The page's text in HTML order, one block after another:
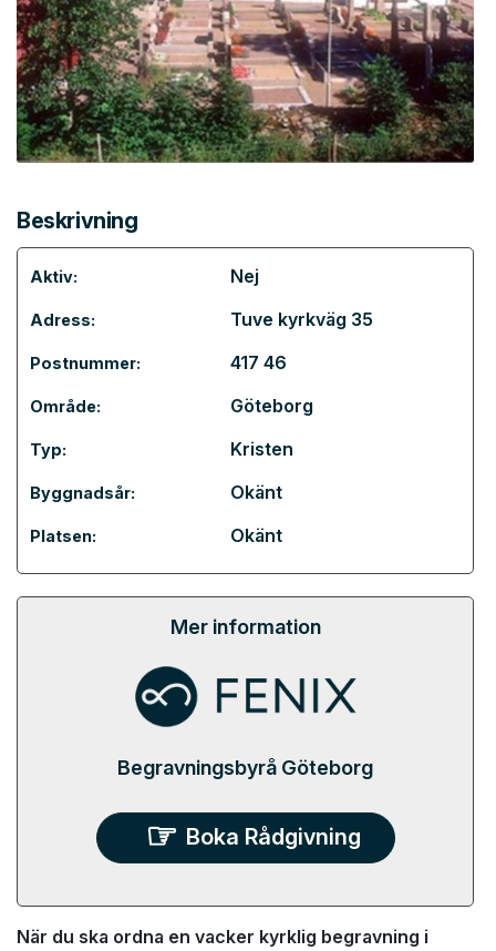
Beskrivning
Aktiv: Nej
Adress: Tuve kyrkväg 35
Postnummer: 417 46
Område: Göteborg
Typ: Kristen
Byggnadsår: Okänt
Platsen: Okänt
Mer information
Begravningsbyrå Göteborg
Boka Rådgivning
När du ska ordna en vacker kyrklig begravning i